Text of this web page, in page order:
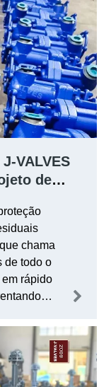
VALVES
de
chama
de todo o
rápido